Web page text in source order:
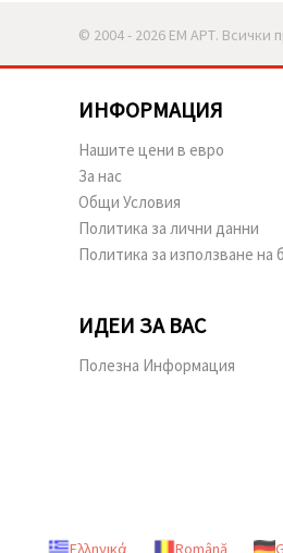
© 2004 - 2026 ЕМ АРТ. Всички
ИНФОРМАЦИЯ
Нашите цени в евро
За нас
Общи Условия
Политика за лични данни
Политика за използване на
ИДЕИ ЗА ВАС
Полезна Информация
Ελληνικά Română